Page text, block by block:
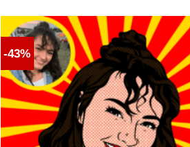
-43%
Auf die
Wunschliste